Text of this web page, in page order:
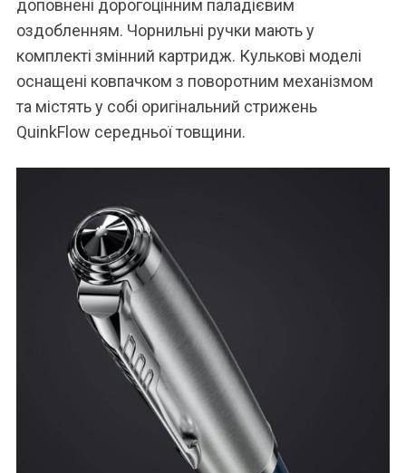
доповнені дорогоцінним паладієвим
оздобленням. Чорнильні ручки мають у
комплекті змінний картридж. Кулькові моделі
оснащені ковпачком з поворотним механізмом
та містять у собі оригінальний стрижень
QuinkFlow середньої товщини.